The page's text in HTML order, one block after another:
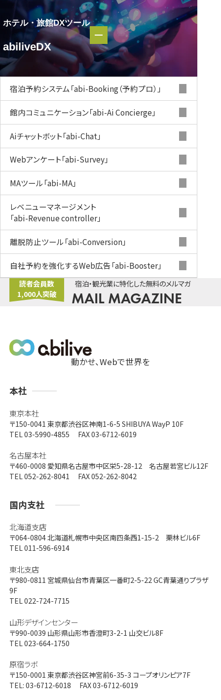
ホテル・
旅館DXツール
abiliveDX
ホテル・旅館DXツール
abiliveDX
宿泊予約システム 「abi-Booking（予約プロ）」
館内コミュニケーション「abi-Ai Concierge」
Aiチャットボット「abi-Chat」
Webアンケート「abi-Survey」
MAツール「abi-MA」
レベニューマネージメント
「abi-Revenue controller」
離脱防止ツール「abi-Conversion」
自社予約を強化するWeb広告 「abi-Booster」
宿泊・観光業に特化した無料のメルマガ
MAIL MAGAZINE
読者会員数
1,000人突破
動かせ、Webで世界を
支
本社
東京本社
〒150-0041 東京都渋谷区神南1-6-5 SHIBUYA WayP 10F
TEL 03-5990-4855 FAX 03-6712-6019
名古屋本社
〒460-0008 愛知県名古屋市中区栄5-28-12 名古屋若宮ビル12F
TEL 052-262-8041 FAX 052-262-8042
国内支社
北海道支店
〒064-0804北海道札幌市中央区南四条西1-15-2 栗林ビル6F
TEL 011-596-6914
東北支店
〒980-0811 宮城県仙台市青葉区一番町2-5-22 GC青葉通りプラザ
9F
TEL 022-724-7715
山形デザインセンター
〒990-0039 山形県山形市香澄町3-2-1 山交ビル8F
TEL 023-664-1750
原宿ラボ
〒150-0001 東京都渋谷区神宮前6-35-3 コープオリンピア7F
TEL: 03-6712-6018 FAX 03-6712-6019